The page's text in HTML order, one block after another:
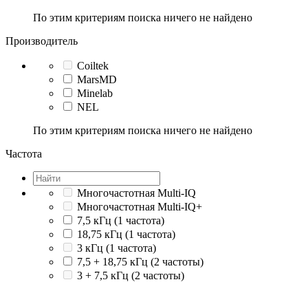
По этим критериям поиска ничего не найдено
Производитель
Coiltek
MarsMD
Minelab
NEL
По этим критериям поиска ничего не найдено
Частота
Многочастотная Multi-IQ
Многочастотная Multi-IQ+
7,5 кГц (1 частота)
18,75 кГц (1 частота)
3 кГц (1 частота)
7,5 + 18,75 кГц (2 частоты)
3 + 7,5 кГц (2 частоты)